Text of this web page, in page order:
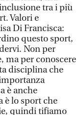
tra i più
Valori e
Di Francisca:
questo sport,
Non per
ma per conoscere
disciplina che
è anche
è lo sport che
quindi tifiamo